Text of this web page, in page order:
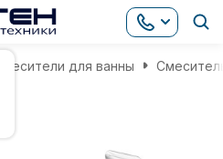
Смесители для ванны